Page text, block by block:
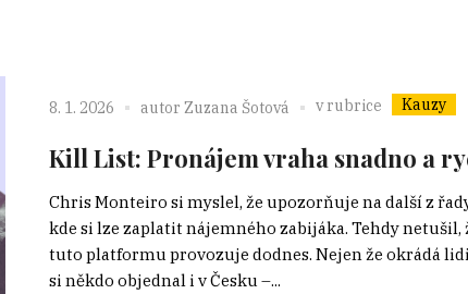
8. 1. 2026 autor Zuzana Šotová v rubrice Kauzy
Kill List: Pronájem vraha snadno a
Chris Monteiro si myslel, že upozorňuje na další z
kde si lze zaplatit nájemného zabijáka. Tehdy
tuto platformu provozuje dodnes. Nejen že okrádá
si někdo objednal i v Česku –...